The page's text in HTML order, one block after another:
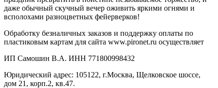
даже обычный скучный вечер оживить яркими огнями и
всполохами разноцветных фейерверков!
Обработку безналичных заказов и поддержку оплаты по
пластиковым картам для сайта www.pironet.ru осуществляет
ИП Самошин В.А. ИНН 771800998432
Юридический адрес: 105122, г.Москва, Щелковское шоссе,
дом 21, корп.2, кв.47.